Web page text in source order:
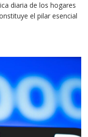
diaria de los hogares
el pilar esencial